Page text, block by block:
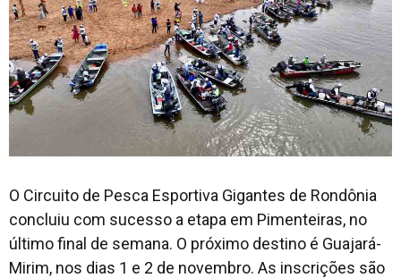
O Circuito de Pesca Esportiva Gigantes de Rondônia
concluiu com sucesso a etapa em Pimenteiras, no
último final de semana. O próximo destino é Guajará-
Mirim, nos dias 1 e 2 de novembro. As inscrições são